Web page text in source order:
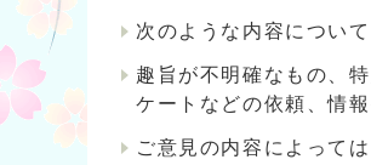
次のような内容につい
趣旨が不明確なもの、
ケートなどの依頼、情
ご意見の内容によって